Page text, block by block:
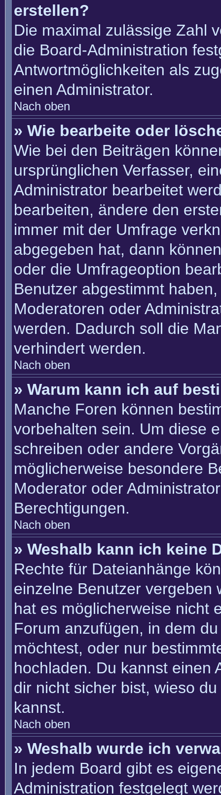
erstellen?
Die maximal zulässige Zahl
die Board-Administration
Antwortmöglichkeiten als
einen Administrator.
Nach oben
» Wie bearbeite oder
Wie bei den Beiträgen
ursprünglichen Verfasser,
Administrator bearbeitet
bearbeiten, ändere den
immer mit der Umfrage
abgegeben hat, dann
oder die Umfrageoption
Benutzer abgestimmt
Moderatoren oder
werden. Dadurch soll die
verhindert werden.
Nach oben
» Warum kann ich auf
Manche Foren können
vorbehalten sein. Um diese
schreiben oder andere
möglicherweise besondere
Moderator oder
Berechtigungen.
Nach oben
» Weshalb kann ich keine
Rechte für Dateianhänge
einzelne Benutzer vergeben
hat es möglicherweise nicht
Forum anzufügen, in dem
möchtest, oder nur
hochladen. Du kannst einen
dir nicht sicher bist, wieso
kannst.
Nach oben
» Weshalb wurde ich
In jedem Board gibt es
Administration festgelegt